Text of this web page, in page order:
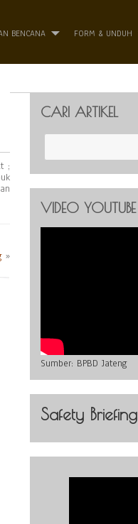
BENCANA FORM & UNDUH
;
»
CARI ARTIKEL
VIDEO YOUTUBE
Sumber: BPBD Jateng
Safety Briefing